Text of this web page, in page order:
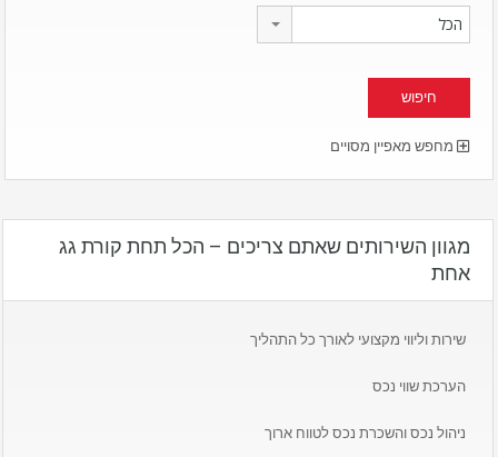
הכל
מחפש מאפיין מסויים
מגוון השירותים שאתם צריכים – הכל תחת קורת גג
אחת
שירות וליווי מקצועי לאורך כל התהליך
הערכת שווי נכס
ניהול נכס והשכרת נכס לטווח ארוך